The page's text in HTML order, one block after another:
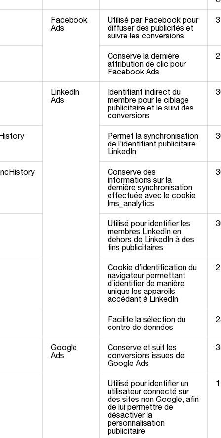
Facebook
Ads
Utilisé par Facebook pour
diffuser des publicités et
suivre les conversions
Conserve la dernière
attribution de clic pour
Facebook Ads
LinkedIn
Ads
Identifiant indirect du
membre pour le ciblage
publicitaire et le suivi des
conversions
Permet la synchronisation
de l’identifiant publicitaire
LinkedIn
Conserve des
informations sur la
dernière synchronisation
effectuée avec le cookie
lms_analytics
Utilisé pour identifier les
membres LinkedIn en
dehors de LinkedIn à des
fins publicitaires
Cookie d’identification du
navigateur permettant
d’identifier de manière
unique les appareils
accédant à LinkedIn
Facilite la sélection du
centre de données
Google
Ads
Conserve et suit les
conversions issues de
Google Ads
Utilisé pour identifier un
utilisateur connecté sur
des sites non Google, afin
de lui permettre de
désactiver la
personnalisation
publicitaire